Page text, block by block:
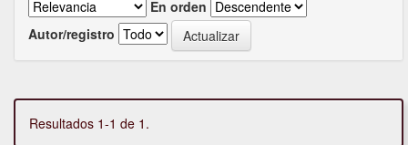
En orden
Autor/registro
Resultados 1-1 de 1.